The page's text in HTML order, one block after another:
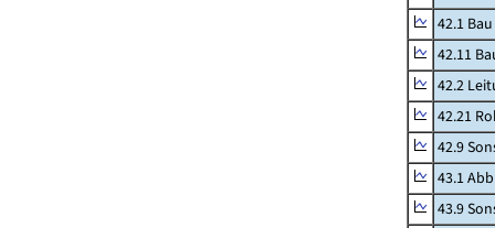
42.1
42.11
42.2
42.21
42.9
43.1
43.9